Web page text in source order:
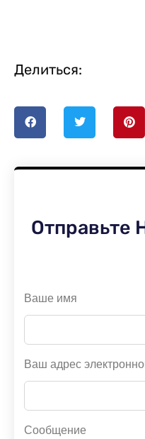
Делиться:
Отправьте
Ваше имя
Ваш адрес
Сообщение